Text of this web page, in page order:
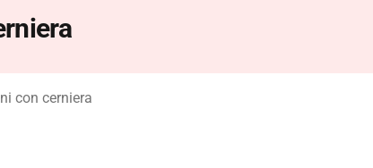
con cerniera